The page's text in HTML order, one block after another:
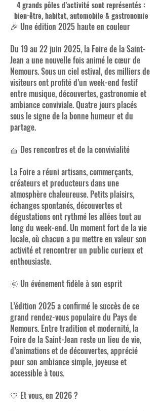
4 grands pôles d’activité sont représentés :
bien-être, habitat, automobile & gastronomie
🎉 Une édition 2025 haute en couleur
Du 19 au 22 juin 2025, la Foire de la Saint-
Jean a une nouvelle fois animé le cœur de
Nemours. Sous un ciel estival, des milliers de
visiteurs ont profité d’un week-end festif
entre musique, découvertes, gastronomie et
ambiance conviviale. Quatre jours placés
sous le signe de la bonne humeur et du
partage.
🧺 Des rencontres et de la convivialité
La Foire a réuni artisans, commerçants,
créateurs et producteurs dans une
atmosphère chaleureuse. Petits plaisirs,
échanges spontanés, découvertes et
dégustations ont rythmé les allées tout au
long du week-end. Un moment fort de la vie
locale, où chacun a pu mettre en valeur son
activité et rencontrer un public curieux et
enthousiaste.
🌞 Un événement fidèle à son esprit
L’édition 2025 a confirmé le succès de ce
grand rendez-vous populaire du Pays de
Nemours. Entre tradition et modernité, la
Foire de la Saint-Jean reste un lieu de vie,
d’animations et de découvertes, apprécié
pour son ambiance simple, joyeuse et
accessible à tous.
💛 Et vous, en 2026 ?